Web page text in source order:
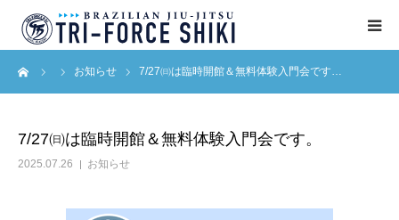
お知らせ 7/27㈰は臨時開館＆無料体験入門会です…
7/27㈰は臨時開館＆無料体験入門会です。
2025.07.26 お知らせ
ABOUT